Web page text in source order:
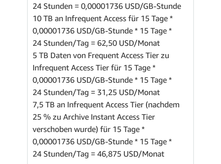
24 Stunden = 0,00001736 USD/GB-Stunde
10 TB an Infrequent Access für 15 Tage *
0,00001736 USD/GB-Stunde * 15 Tage *
24 Stunden/Tag = 62,50 USD/Monat
5 TB Daten von Frequent Access Tier zu
Infrequent Access Tier für 15 Tage *
0,00001736 USD/GB-Stunde * 15 Tage *
24 Stunden/Tag = 31,25 USD/Monat
7,5 TB an Infrequent Access Tier (nachdem
25 % zu Archive Instant Access Tier
verschoben wurde) für 15 Tage *
0,00001736 USD/GB-Stunde * 15 Tage *
24 Stunden/Tag = 46,875 USD/Monat